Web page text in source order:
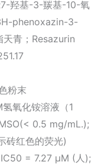
羟基-3-羰基-10-氧
phenoxazin-3-
青；Resazurin
粉末
氧化铵溶液（1
0.5 mg/mL.);
砖红色的荧光)
= 7.27 µM (人);